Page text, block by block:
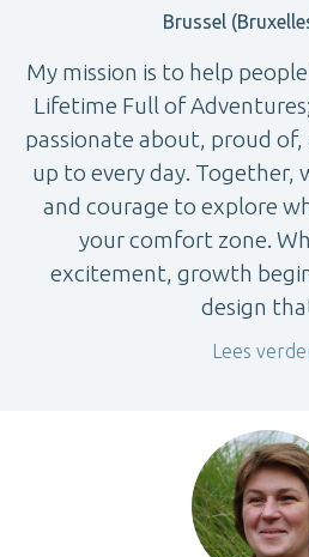
Brussel
My mission is to help
Lifetime Full of
passionate about, proud
up to every day. Together,
and courage to explore
your comfort zone.
excitement, growth
design
Lees